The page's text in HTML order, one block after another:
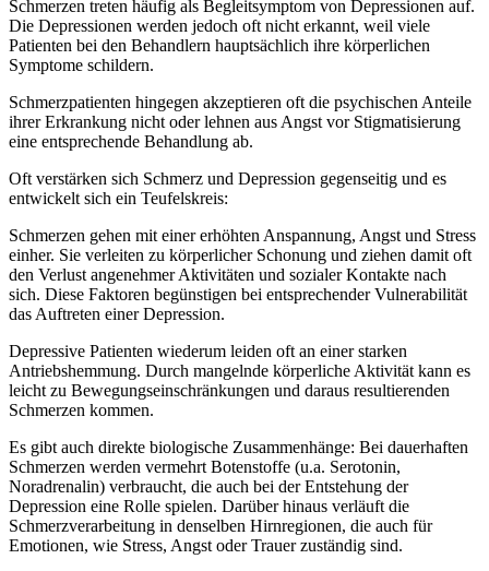
Schmerzen treten häufig als Begleitsymptom von Depressionen auf.
Die Depressionen werden jedoch oft nicht erkannt, weil viele
Patienten bei den Behandlern hauptsächlich ihre körperlichen
Symptome schildern.
Schmerzpatienten hingegen akzeptieren oft die psychischen Anteile
ihrer Erkrankung nicht oder lehnen aus Angst vor Stigmatisierung
eine entsprechende Behandlung ab.
Oft verstärken sich Schmerz und Depression gegenseitig und es
entwickelt sich ein Teufelskreis:
Schmerzen gehen mit einer erhöhten Anspannung, Angst und Stress
einher. Sie verleiten zu körperlicher Schonung und ziehen damit oft
den Verlust angenehmer Aktivitäten und sozialer Kontakte nach
sich. Diese Faktoren begünstigen bei entsprechender Vulnerabilität
das Auftreten einer Depression.
Depressive Patienten wiederum leiden oft an einer starken
Antriebshemmung. Durch mangelnde körperliche Aktivität kann es
leicht zu Bewegungseinschränkungen und daraus resultierenden
Schmerzen kommen.
Es gibt auch direkte biologische Zusammenhänge: Bei dauerhaften
Schmerzen werden vermehrt Botenstoffe (u.a. Serotonin,
Noradrenalin) verbraucht, die auch bei der Entstehung der
Depression eine Rolle spielen. Darüber hinaus verläuft die
Schmerzverarbeitung in denselben Hirnregionen, die auch für
Emotionen, wie Stress, Angst oder Trauer zuständig sind.